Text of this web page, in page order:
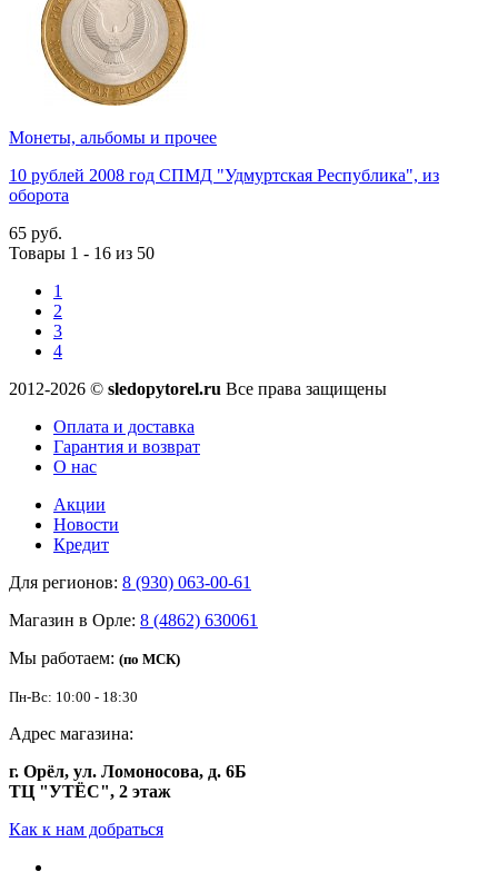
Монеты, альбомы и прочее
10 рублей 2008 год СПМД "Удмуртская Республика", из
оборота
65 руб.
Товары 1 - 16 из 50
1
2
3
4
2012-2026 © sledopytorel.ru Все права защищены
Оплата и доставка
Гарантия и возврат
О нас
Акции
Новости
Кредит
Для регионов: 8 (930) 063-00-61
Магазин в Орле: 8 (4862) 630061
Мы работаем: (по МСК)
Пн-Вс: 10:00 - 18:30
Адрес магазина:
г. Орёл, ул. Ломоносова, д. 6Б
ТЦ "УТЁС", 2 этаж
Как к нам добраться